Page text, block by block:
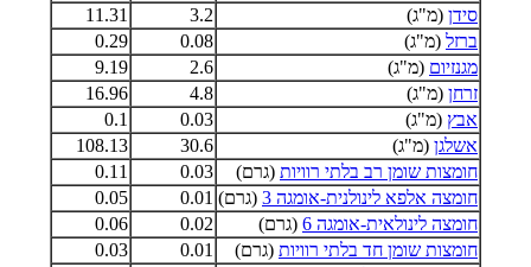
סידן (מ"ג) 3.2
11.31
ברזל (מ"ג) 0.08
0.29
מגנזיום (מ"ג) 2.6
9.19
זרחן (מ"ג) 4.8
16.96
אבץ (מ"ג) 0.03
0.1
אשלגן (מ"ג) 30.6
108.13
חומצות שומן רב בלתי רוויות (גרם) 0.03
0.11
חומצה אלפא לינולנית-אומגה 3
(גרם) 0.01
0.05
חומצה לינולאית-אומגה 6
(גרם) 0.02
0.06
חומצות שומן חד בלתי רוויות (גרם) 0.01
0.03